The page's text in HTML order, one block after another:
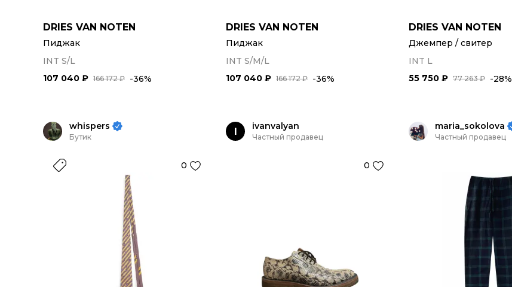
DRIES VAN NOTEN
Пиджак
INT S/L
166 172 ₽
107 040 ₽ -36%
DRIES VAN NOTEN
Пиджак
INT S/M/L
166 172 ₽
107 040 ₽ -36%
DRIES VAN NOTEN
Джемпер / свитер
INT L
77 263 ₽
55 750 ₽ -28%
whispers
Бутик
0
I ivanvalyan
Частный продавец
0
maria_sokolova
Частный продавец